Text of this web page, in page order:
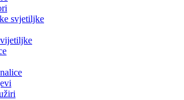
svjetiljke